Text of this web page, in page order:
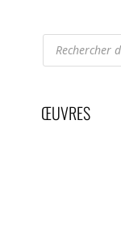
Recherche
de
produits
ŒUVRES